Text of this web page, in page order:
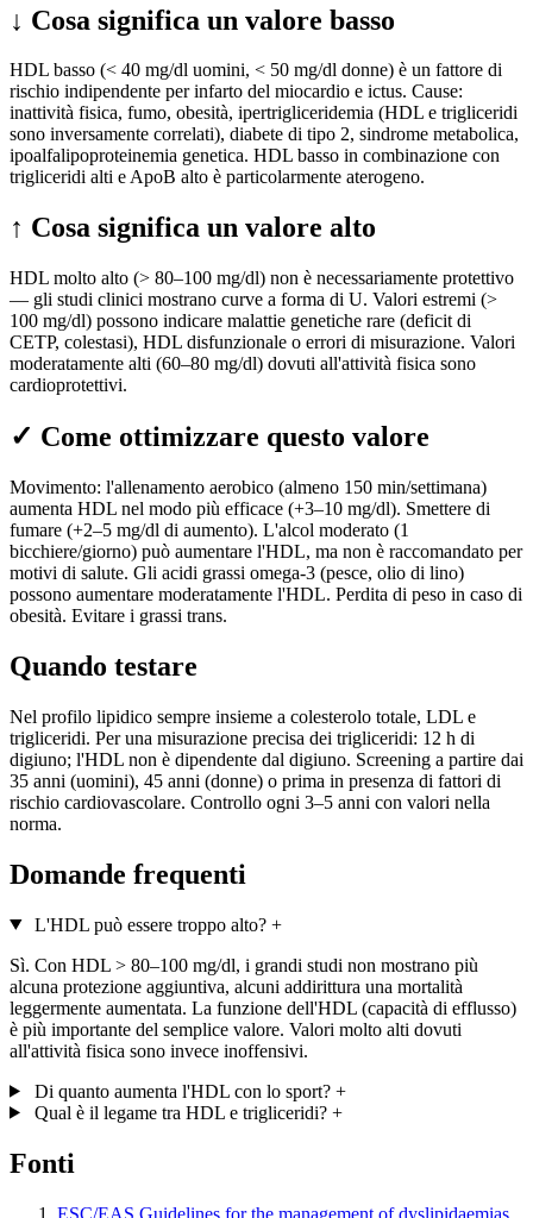
↓ Cosa significa un valore basso
HDL basso (< 40 mg/dl uomini, < 50 mg/dl donne) è un fattore di
rischio indipendente per infarto del miocardio e ictus. Cause:
inattività fisica, fumo, obesità, ipertrigliceridemia (HDL e trigliceridi
sono inversamente correlati), diabete di tipo 2, sindrome metabolica,
ipoalfalipoproteinemia genetica. HDL basso in combinazione con
trigliceridi alti e ApoB alto è particolarmente aterogeno.
↑ Cosa significa un valore alto
HDL molto alto (> 80–100 mg/dl) non è necessariamente protettivo
— gli studi clinici mostrano curve a forma di U. Valori estremi (>
100 mg/dl) possono indicare malattie genetiche rare (deficit di
CETP, colestasi), HDL disfunzionale o errori di misurazione. Valori
moderatamente alti (60–80 mg/dl) dovuti all'attività fisica sono
cardioprotettivi.
✓ Come ottimizzare questo valore
Movimento: l'allenamento aerobico (almeno 150 min/settimana)
aumenta HDL nel modo più efficace (+3–10 mg/dl). Smettere di
fumare (+2–5 mg/dl di aumento). L'alcol moderato (1
bicchiere/giorno) può aumentare l'HDL, ma non è raccomandato per
motivi di salute. Gli acidi grassi omega-3 (pesce, olio di lino)
possono aumentare moderatamente l'HDL. Perdita di peso in caso di
obesità. Evitare i grassi trans.
Quando testare
Nel profilo lipidico sempre insieme a colesterolo totale, LDL e
trigliceridi. Per una misurazione precisa dei trigliceridi: 12 h di
digiuno; l'HDL non è dipendente dal digiuno. Screening a partire dai
35 anni (uomini), 45 anni (donne) o prima in presenza di fattori di
rischio cardiovascolare. Controllo ogni 3–5 anni con valori nella
norma.
Domande frequenti
L'HDL può essere troppo alto? +
Sì. Con HDL > 80–100 mg/dl, i grandi studi non mostrano più
alcuna protezione aggiuntiva, alcuni addirittura una mortalità
leggermente aumentata. La funzione dell'HDL (capacità di efflusso)
è più importante del semplice valore. Valori molto alti dovuti
all'attività fisica sono invece inoffensivi.
Di quanto aumenta l'HDL con lo sport? +
Qual è il legame tra HDL e trigliceridi? +
Fonti
ESC/EAS Guidelines for the management of dyslipidaemias